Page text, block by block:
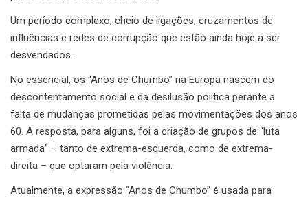
Um período complexo, cheio de ligações, cruzamentos de
influências e redes de corrupção que estão ainda hoje a ser
desvendados.
No essencial, os “Anos de Chumbo” na Europa nascem do
descontentamento social e da desilusão política perante a
falta de mudanças prometidas pelas movimentações dos anos
60. A resposta, para alguns, foi a criação de grupos de “luta
armada” – tanto de extrema-esquerda, como de extrema-
direita – que optaram pela violência.
Atualmente, a expressão “Anos de Chumbo” é usada para